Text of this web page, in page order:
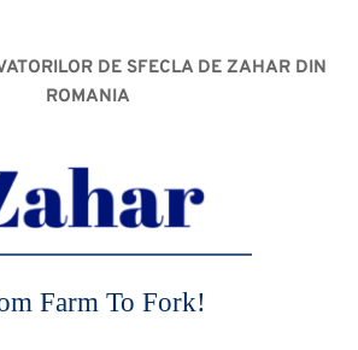
DE SFECLA DE ZAHAR DIN
ROMANIA
Farm To Fork!